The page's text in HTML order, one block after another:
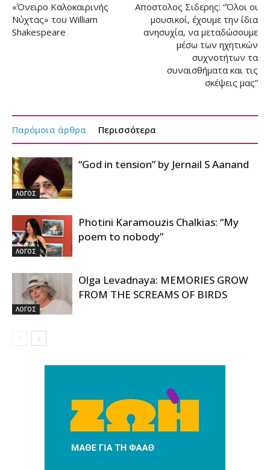
«Όνειρο Καλοκαιρινής
Νύχτας» του William
Shakespeare
Αποστολος Σιδερης: “Όλοι οι
μουσικοί, έχουμε την ίδια
ανησυχία, να μεταδώσουμε
μέσω των ηχητικών
συχνοτήτων τα
συναισθήματα και τις
σκέψεις μας”
Παρόμοια άρθρα Περισσότερα
ΛΟΓΟΣ
“God in tension” by Jernail S Aanand
ΛΟΓΟΣ
Photini Karamouzis Chalkias: “My
poem to nobody”
ΛΟΓΟΣ
Olga Levadnaya: MEMORIES GROW
FROM THE SCREAMS OF BIRDS